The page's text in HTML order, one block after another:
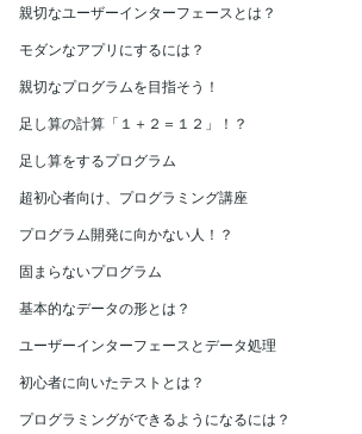
親切なユーザーインターフェースとは？
モダンなアプリにするには？
親切なプログラムを目指そう！
足し算の計算「１＋２＝１２」！？
足し算をするプログラム
超初心者向け、プログラミング講座
プログラム開発に向かない人！？
固まらないプログラム
基本的なデータの形とは？
ユーザーインターフェースとデータ処理
初心者に向いたテストとは？
プログラミングができるようになるには？